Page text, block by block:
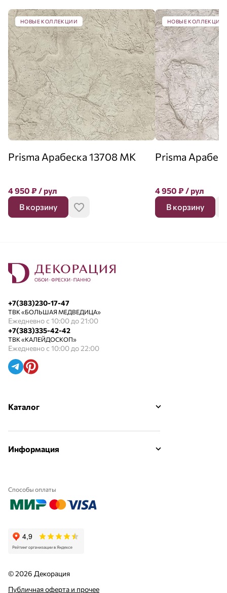
НОВЫЕ КОЛЛЕКЦИИ
Prisma Арабеска 13708 MK
4 950 ₽ / рул
В корзину
НОВЫЕ КОЛЛЕКЦИИ
Prisma
4 950 ₽ / рул
В корзину
+7(383)230-17-47
ТВК «БОЛЬШАЯ МЕДВЕДИЦА»
Ежедневно с 10:00 до 21:00
+7(383)335-42-42
ТВК «КАЛЕЙДОСКОП»
Ежедневно с 10:00 до 22:00
Каталог
Информация
Способы оплаты
© 2026 Декорация
Публичная оферта и прочее